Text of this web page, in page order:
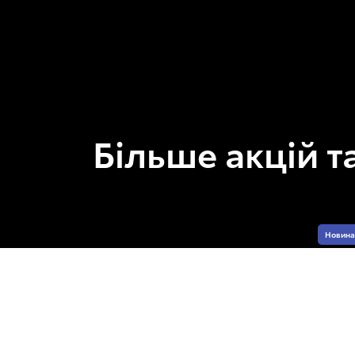
Більше акцій
Новина